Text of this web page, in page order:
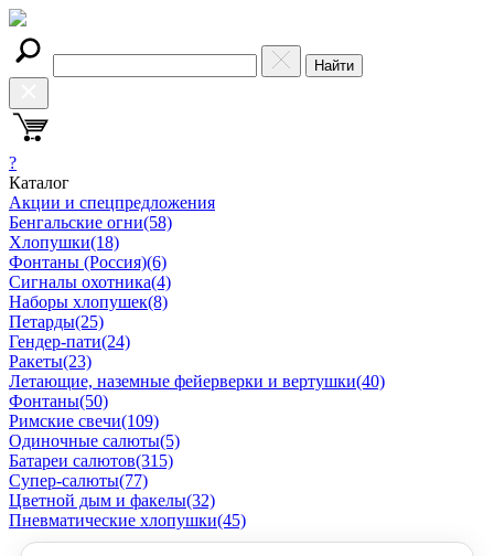
Найти
?
Каталог
Акции и спецпредложения
Бенгальские огни(58)
Хлопушки(18)
Фонтаны (Россия)(6)
Сигналы охотника(4)
Наборы хлопушек(8)
Петарды(25)
Гендер-пати(24)
Ракеты(23)
Летающие, наземные фейерверки и вертушки(40)
Фонтаны(50)
Римские свечи(109)
Одиночные салюты(5)
Батареи салютов(315)
Супер-салюты(77)
Цветной дым и факелы(32)
Пневматические хлопушки(45)